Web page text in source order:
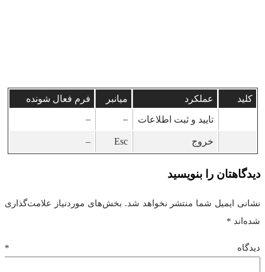
کلید عملکرد میانبر فرم فعال شونده
تایید و ثبت اطلاعات –
–
خروج Esc
–
دیدگاهتان را بنویسید
نشانی ایمیل شما منتشر نخواهد شد. بخش‌های موردنیاز علامت‌گذاری
شده‌اند *
دیدگاه *